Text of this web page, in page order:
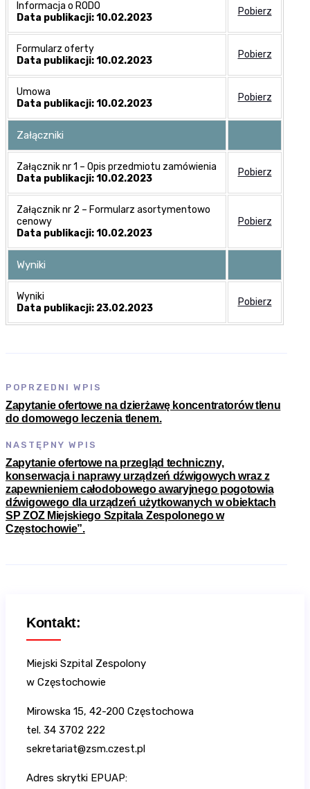
Informacja o RODO
Data publikacji: 10.02.2023
Pobierz
Formularz oferty
Data publikacji: 10.02.2023
Pobierz
Umowa
Data publikacji: 10.02.2023
Pobierz
Załączniki
Załącznik nr 1 – Opis przedmiotu zamówienia
Data publikacji: 10.02.2023
Pobierz
Załącznik nr 2 – Formularz asortymentowo
cenowy
Data publikacji: 10.02.2023
Pobierz
Wyniki
Wyniki
Data publikacji: 23.02.2023
Pobierz
POPRZEDNI WPIS
Zapytanie ofertowe na dzierżawę koncentratorów tlenu
do domowego leczenia tlenem.
NASTĘPNY WPIS
Zapytanie ofertowe na przegląd techniczny,
konserwacja i naprawy urządzeń dźwigowych wraz z
zapewnieniem całodobowego awaryjnego pogotowia
dźwigowego dla urządzeń użytkowanych w obiektach
SP ZOZ Miejskiego Szpitala Zespolonego w
Częstochowie”.
Kontakt:
Miejski Szpital Zespolony
w Częstochowie
Mirowska 15, 42-200 Częstochowa
tel. 34 3702 222
sekretariat@zsm.czest.pl
Adres skrytki EPUAP: